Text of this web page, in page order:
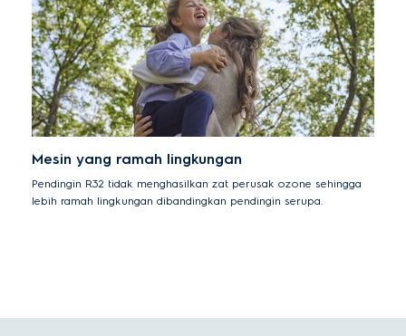
Mesin yang ramah lingkungan
Pendingin R32 tidak menghasilkan zat perusak ozone sehingga
lebih ramah lingkungan dibandingkan pendingin serupa.